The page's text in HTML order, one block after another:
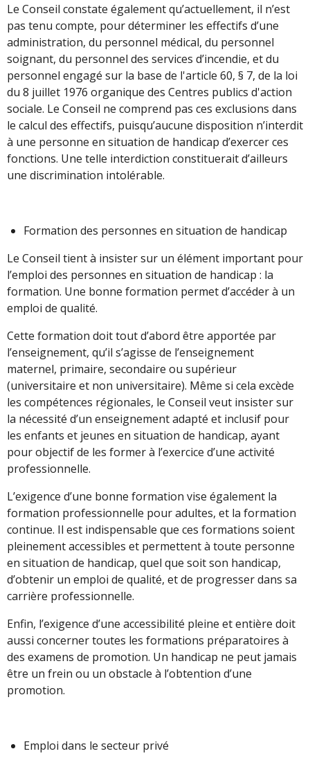
Le Conseil constate également qu’actuellement, il n’est
pas tenu compte, pour déterminer les effectifs d’une
administration, du personnel médical, du personnel
soignant, du personnel des services d’incendie, et du
personnel engagé sur la base de l'article 60, § 7, de la loi
du 8 juillet 1976 organique des Centres publics d'action
sociale. Le Conseil ne comprend pas ces exclusions dans
le calcul des effectifs, puisqu’aucune disposition n’interdit
à une personne en situation de handicap d’exercer ces
fonctions. Une telle interdiction constituerait d’ailleurs
une discrimination intolérable.
Formation des personnes en situation de handicap
Le Conseil tient à insister sur un élément important pour
l’emploi des personnes en situation de handicap : la
formation. Une bonne formation permet d’accéder à un
emploi de qualité.
Cette formation doit tout d’abord être apportée par
l’enseignement, qu’il s’agisse de l’enseignement
maternel, primaire, secondaire ou supérieur
(universitaire et non universitaire). Même si cela excède
les compétences régionales, le Conseil veut insister sur
la nécessité d’un enseignement adapté et inclusif pour
les enfants et jeunes en situation de handicap, ayant
pour objectif de les former à l’exercice d’une activité
professionnelle.
L’exigence d’une bonne formation vise également la
formation professionnelle pour adultes, et la formation
continue. Il est indispensable que ces formations soient
pleinement accessibles et permettent à toute personne
en situation de handicap, quel que soit son handicap,
d’obtenir un emploi de qualité, et de progresser dans sa
carrière professionnelle.
Enfin, l’exigence d’une accessibilité pleine et entière doit
aussi concerner toutes les formations préparatoires à
des examens de promotion. Un handicap ne peut jamais
être un frein ou un obstacle à l’obtention d’une
promotion.
Emploi dans le secteur privé